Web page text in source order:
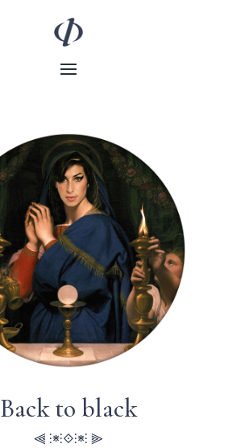
Back to black
⫷ ⫶⋇⫶⟐⫶⋇⫶ ⫸